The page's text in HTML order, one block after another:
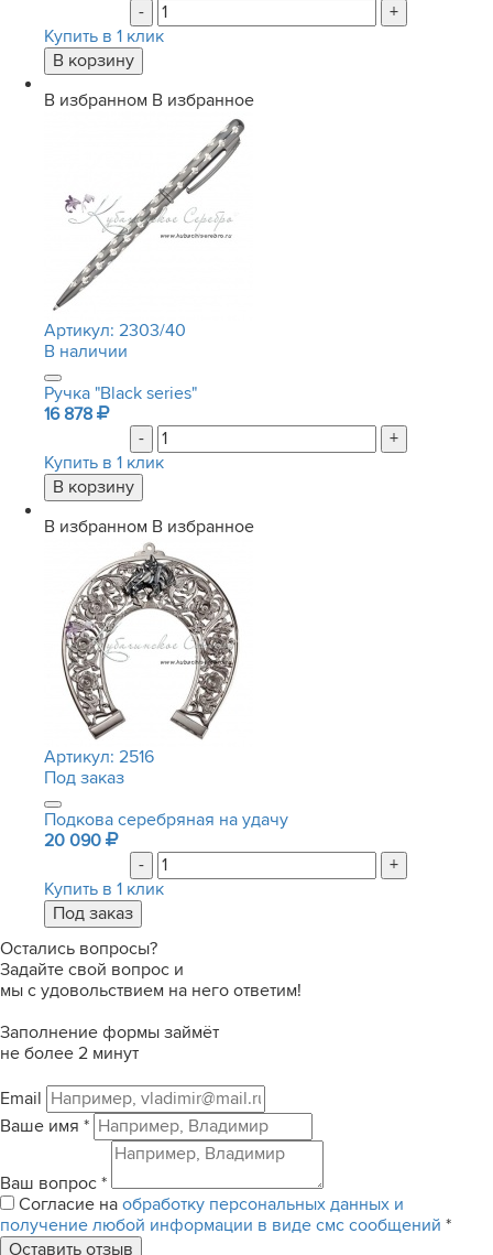
-
+
Купить в 1 клик
В избранном В избранное
Артикул: 2303/40
В наличии
Ручка "Black series"
16 878
-
+
Купить в 1 клик
В избранном В избранное
Артикул: 2516
Под заказ
Подкова серебряная на удачу
20 090
-
+
Купить в 1 клик
Остались вопросы?
Задайте свой вопрос и
мы с удовольствием на него ответим!
Заполнение формы займёт
не более 2 минут
Email
Ваше имя *
Ваш вопрос *
Согласие на обработку персональных данных и
получение любой информации в виде смс сообщений *